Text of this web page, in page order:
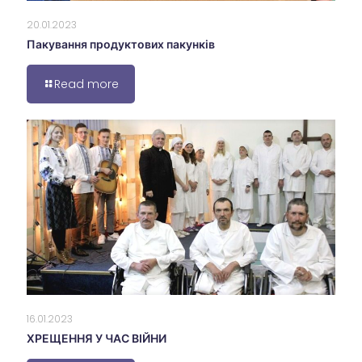
20.01.2023
Пакування продуктових пакунків
Read more
16.01.2023
ХРЕЩЕННЯ У ЧАС ВІЙНИ